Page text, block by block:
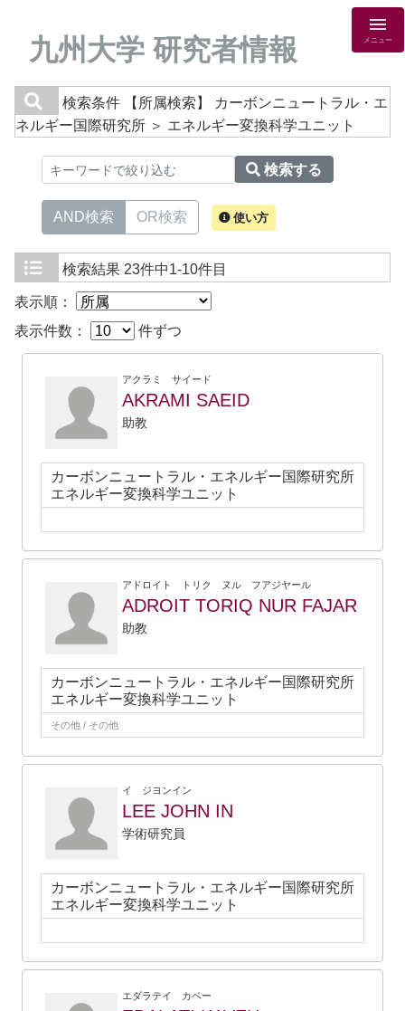
九州大学 研究者情報 メニュー
検索条件
【所属検索】 カーボンニュートラル・エ
ネルギー国際研究所 ＞ エネルギー変換科学ユニット
検索する
AND検索 OR検索 使い方
検索結果 23件中1-10件目
表示順：
表示件数：
件ずつ
アクラミ サイード
AKRAMI SAEID
助教
カーボンニュートラル・エネルギー国際研究所
エネルギー変換科学ユニット
アドロイト トリク ヌル フアジヤール
ADROIT TORIQ NUR FAJAR
助教
カーボンニュートラル・エネルギー国際研究所
エネルギー変換科学ユニット
その他 / その他
イ ジヨンイン
LEE JOHN IN
学術研究員
カーボンニュートラル・エネルギー国際研究所
エネルギー変換科学ユニット
エダラテイ カベー